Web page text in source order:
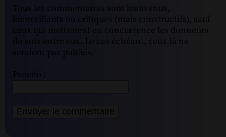
Tous les commentaires sont bienvenus,
bienveillants ou critiques (mais constructifs), sauf
ceux qui mettraient en concurrence les donneurs
de voix entre eux. Le cas échéant, ceux-là ne
seraient pas publiés.
Pseudo :